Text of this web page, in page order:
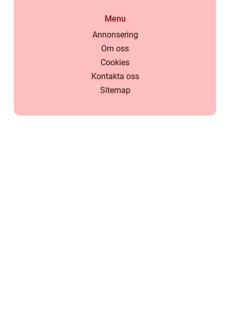
Menu
Annonsering
Om oss
Cookies
Kontakta oss
Sitemap